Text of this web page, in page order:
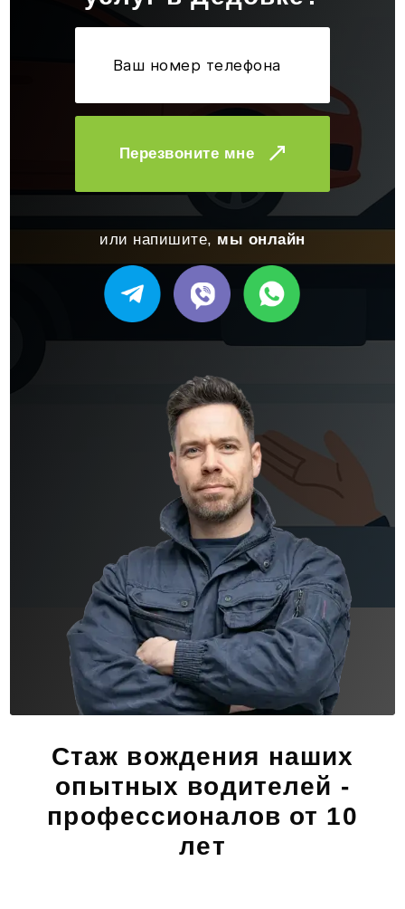
Перезвоните мне
или напишите, мы онлайн
Стаж вождения наших
опытных водителей -
профессионалов от 10
лет